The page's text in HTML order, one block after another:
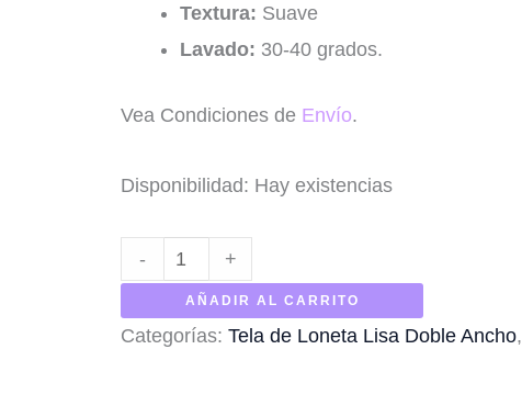
Textura: Suave
Lavado: 30-40 grados.
Vea Condiciones de Envío.
Disponibilidad: Hay existencias
Cantidad
de
Loneta
- +
AÑADIR AL CARRITO
Categorías: Tela de Loneta Lisa Doble Ancho,